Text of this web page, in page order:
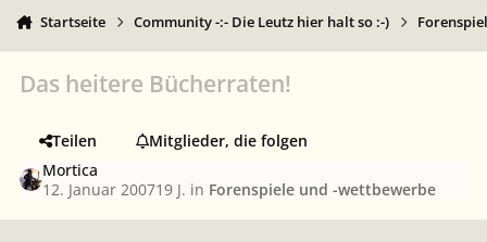
Startseite Community -:- Die Leutz hier halt so :-)
Das heitere Bücherraten!
Teilen
Mitglieder, die folgen
Mortica
12. Januar 200719 J. in Forenspiele und -wettbewerbe